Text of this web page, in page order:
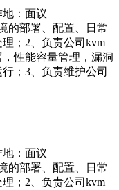
地：面议
的部署、配置、日常
；2、负责公司kvm
性能容量管理，漏洞
；3、负责维护公司
地：面议
的部署、配置、日常
；2、负责公司kvm